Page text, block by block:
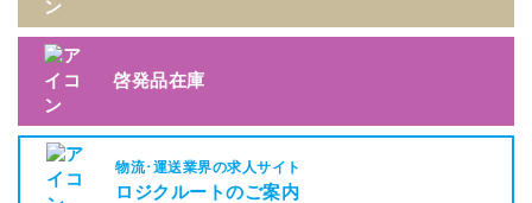
啓発品在庫
物流･運送業界の求人サイト
ロジクルートのご案内